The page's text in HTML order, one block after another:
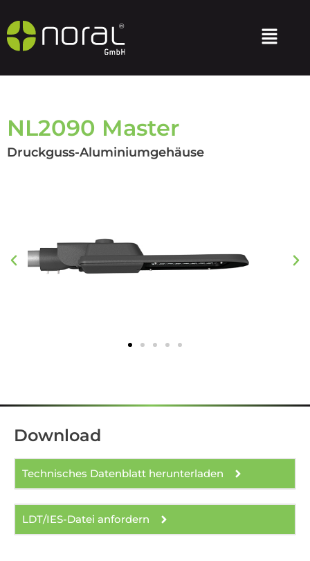
NL2090 Master
Druckguss-Aluminiumgehäuse
Download
Technisches Datenblatt herunterladen
LDT/IES-Datei anfordern